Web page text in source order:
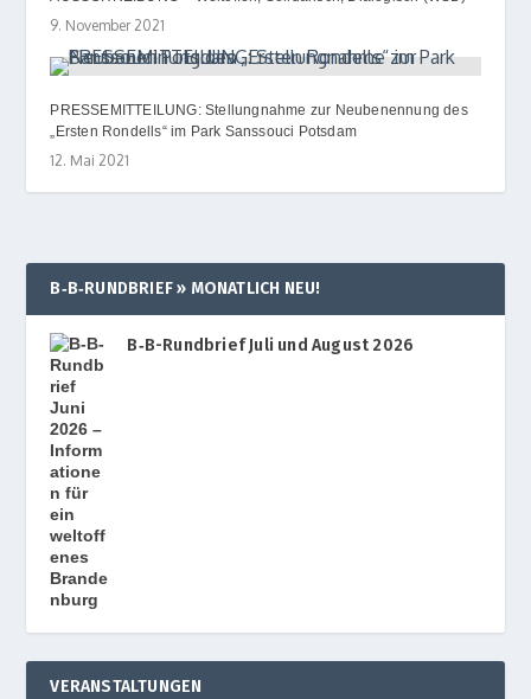
9. November 2021
PRESSEMITTEILUNG: Stellungnahme zur Neubenennung des
„Ersten Rondells“ im Park Sanssouci Potsdam
12. Mai 2021
B‑B‑RUNDBRIEF » MONATLICH NEU!
B‑B-Rundbrief Juli und August 2026
VERANSTALTUNGEN